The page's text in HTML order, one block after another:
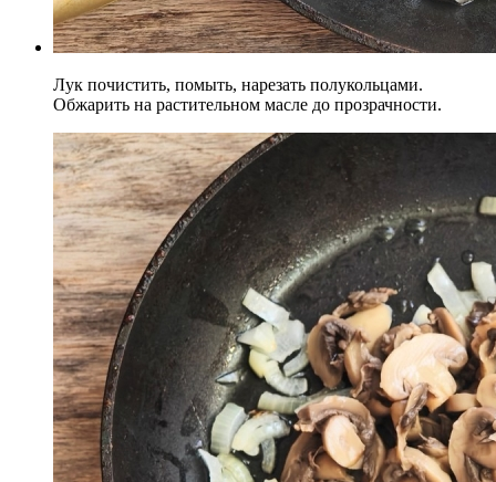
Лук почистить, помыть, нарезать полукольцами.
Обжарить на растительном масле до прозрачности.